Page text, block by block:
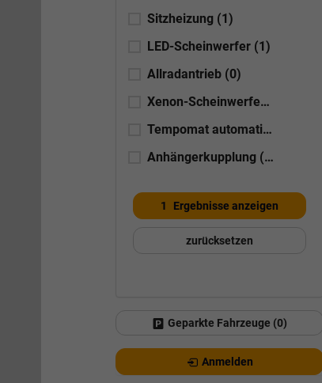
Sitzheizung (1)
LED-Scheinwerfer (1)
Allradantrieb (0)
Xenon-Scheinwerfer(0)
Tempomat automatisch (ACC)
Anhängerkupplung (0)
1 Ergebnisse anzeigen
zurücksetzen
Geparkte Fahrzeuge (0)
Anmelden